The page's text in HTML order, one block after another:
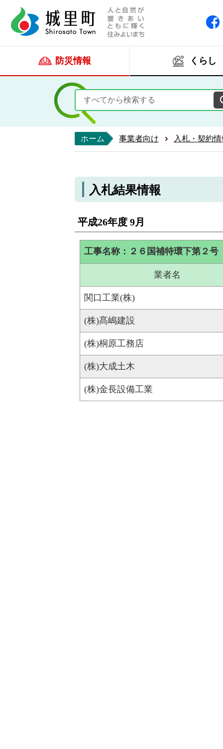
防災情報 くらし
ホーム 事業者向け 入札・契約
入札結果情報
平成26年度 9月
工事名称：２６国補特環下第２
業者名
関口工業(株)
(株)髙嶋建設
(株)桐原工務店
(株)大成土木
(株)金長設備工業